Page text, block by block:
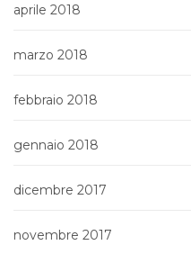
aprile 2018
marzo 2018
febbraio 2018
gennaio 2018
dicembre 2017
novembre 2017